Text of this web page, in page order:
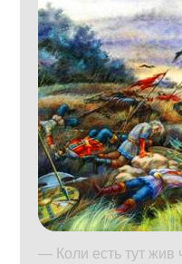
— Коли есть тут жив